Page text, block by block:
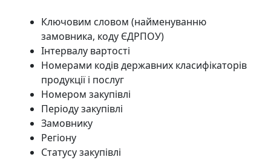
Ключовим словом (найменуванню
замовника, коду ЄДРПОУ)
Інтервалу вартості
Номерами кодів державних класифікаторів
продукції і послуг
Номером закупівлі
Періоду закупівлі
Замовнику
Регіону
Статусу закупівлі